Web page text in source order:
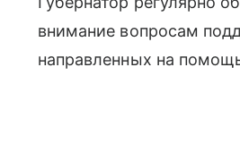
внимание вопросам
направленных на